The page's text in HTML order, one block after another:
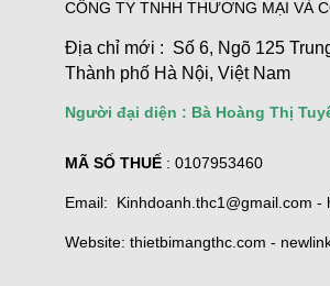
cấp
Giá: 800,000 VNĐ
Cáp TYPE-C sang 3 USB 3.0 +
CÔNG TY TNHH THƯƠNG MẠI VÀ
Địa chỉ mới : Số 6, Ngõ 125
Thành phố Hà Nội, Việt Nam
Người đại diện : Bà Hoàng Thị
MÃ SỐ THUẾ : 0107953460
Email: Kinhdoanh.thc1@gmail.com -
Website: thietbimangthc.com -